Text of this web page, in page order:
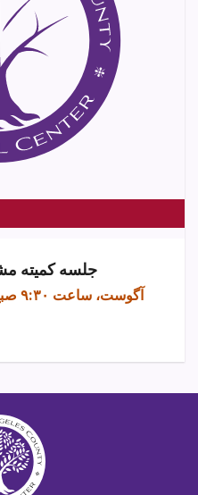
جلسه کمیته
۱۳ آگوست، ساعت ۹:۳۰ صبح